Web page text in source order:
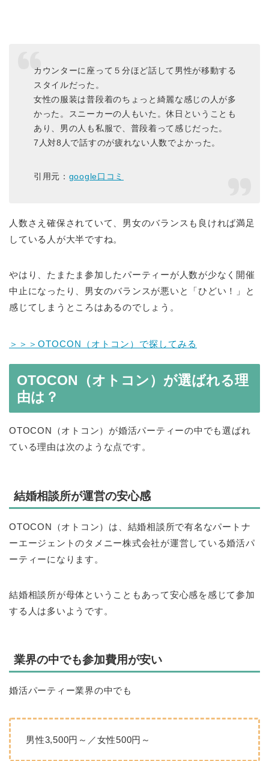
カウンターに座って５分ほど話して男性が移動する
スタイルだった。
女性の服装は普段着のちょっと綺麗な感じの人が多
かった。スニーカーの人もいた。休日ということも
あり、男の人も私服で、普段着って感じだった。
7人対8人で話すのが疲れない人数でよかった。
引用元： google口コミ
人数さえ確保されていて、男女のバランスも良ければ満足
している人が大半ですね。
やはり、たまたま参加したパーティーが人数が少なく開催
中止になったり、男女のバランスが悪いと「ひどい！」と
感じてしまうところはあるのでしょう。
＞＞＞OTOCON（オトコン）で探してみる
OTOCON（オトコン）が選ばれる理
由は？
OTOCON（オトコン）が婚活パーティーの中でも選ばれ
ている理由は次のような点です。
結婚相談所が運営の安心感
OTOCON（オトコン）は、結婚相談所で有名なパートナ
ーエージェントのタメニー株式会社が運営している婚活パ
ーティーになります。
結婚相談所が母体ということもあって安心感を感じて参加
する人は多いようです。
業界の中でも参加費用が安い
婚活パーティー業界の中でも
男性3,500円～／女性500円～